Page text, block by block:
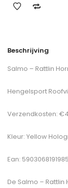
Beschrijving
Salmo – Rattlin
Hengelsport
Verzendkosten:
Kleur: Yellow
Ean: 5903068191985
De Salmo – Rattlin